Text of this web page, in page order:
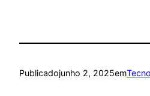
Publicadojunho 2, 2025em